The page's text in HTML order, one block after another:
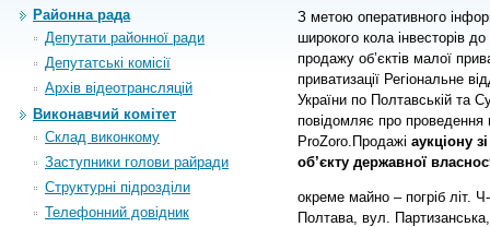
Районна рада
Депутати районної ради
Депутатські комісії
Архiв вiдеотрансляцiй
Виконавчий комітет
Склад виконкому
Заступники голови райради
Структурні підрозділи
Телефонний довідник
З метою оперативного
широкого кола інвесторів
продажу об’єктів малої
приватизації Регіональне
України по Полтавській та
повідомляє про проведення
ProZoro.Продажі аукціону
об’єкту державної
окреме майно – погріб літ.
Полтава, вул.